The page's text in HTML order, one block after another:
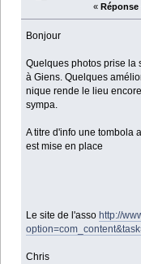
« Réponse
Bonjour
Quelques photos prise la
à Giens. Quelques
nique rende le lieu
sympa.
A titre d'info une tombola
est mise en place
Le site de l'asso http://
Chris